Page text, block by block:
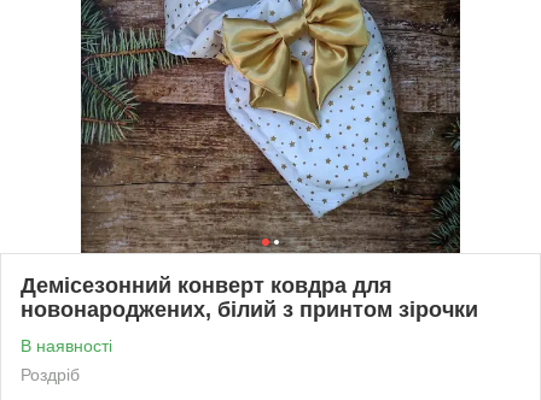
Демісезонний конверт ковдра для
новонароджених, білий з принтом зірочки
В наявності
Роздріб